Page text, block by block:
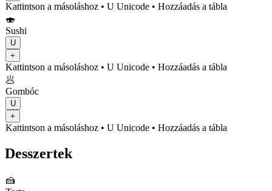
Kattintson a másoláshoz • U Unicode • Hozzáadás a tábla
🍣
Sushi
U
+
Kattintson a másoláshoz • U Unicode • Hozzáadás a tábla
🥟
Gombóc
U
+
Kattintson a másoláshoz • U Unicode • Hozzáadás a tábla
Desszertek
🍰